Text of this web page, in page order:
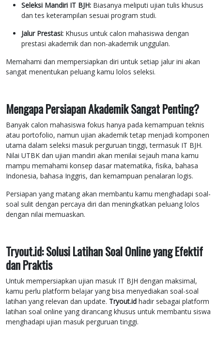
Seleksi Mandiri IT BJH: Biasanya meliputi ujian tulis khusus
dan tes keterampilan sesuai program studi.
Jalur Prestasi: Khusus untuk calon mahasiswa dengan
prestasi akademik dan non-akademik unggulan.
Memahami dan mempersiapkan diri untuk setiap jalur ini akan
sangat menentukan peluang kamu lolos seleksi.
Mengapa Persiapan Akademik Sangat Penting?
Banyak calon mahasiswa fokus hanya pada kemampuan teknis
atau portofolio, namun ujian akademik tetap menjadi komponen
utama dalam seleksi masuk perguruan tinggi, termasuk IT BJH.
Nilai UTBK dan ujian mandiri akan menilai sejauh mana kamu
mampu memahami konsep dasar matematika, fisika, bahasa
Indonesia, bahasa Inggris, dan kemampuan penalaran logis.
Persiapan yang matang akan membantu kamu menghadapi soal-
soal sulit dengan percaya diri dan meningkatkan peluang lolos
dengan nilai memuaskan.
Tryout.id: Solusi Latihan Soal Online yang Efektif
dan Praktis
Untuk mempersiapkan ujian masuk IT BJH dengan maksimal,
kamu perlu platform belajar yang bisa menyediakan soal-soal
latihan yang relevan dan update. Tryout.id hadir sebagai platform
latihan soal online yang dirancang khusus untuk membantu siswa
menghadapi ujian masuk perguruan tinggi.